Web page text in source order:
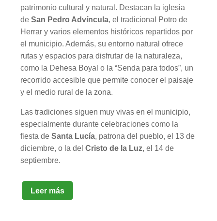
patrimonio cultural y natural. Destacan la iglesia
de San Pedro Advíncula, el tradicional Potro de
Herrar y varios elementos históricos repartidos por
el municipio. Además, su entorno natural ofrece
rutas y espacios para disfrutar de la naturaleza,
como la Dehesa Boyal o la “Senda para todos”, un
recorrido accesible que permite conocer el paisaje
y el medio rural de la zona.
Las tradiciones siguen muy vivas en el municipio,
especialmente durante celebraciones como la
fiesta de Santa Lucía, patrona del pueblo, el 13 de
diciembre, o la del Cristo de la Luz, el 14 de
septiembre.
Leer más